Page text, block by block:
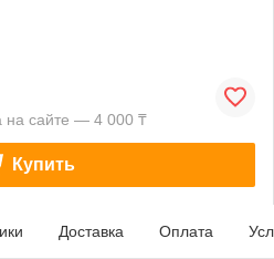
на сайте — 4 000 ₸
Купить
Доставка Оплата